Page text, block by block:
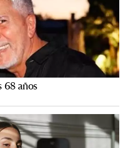
68 años